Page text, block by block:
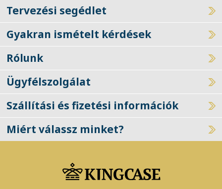
Tervezési segédlet
Gyakran ismételt kérdések
Rólunk
Ügyfélszolgálat
Szállítási és fizetési információk
Miért válassz minket?